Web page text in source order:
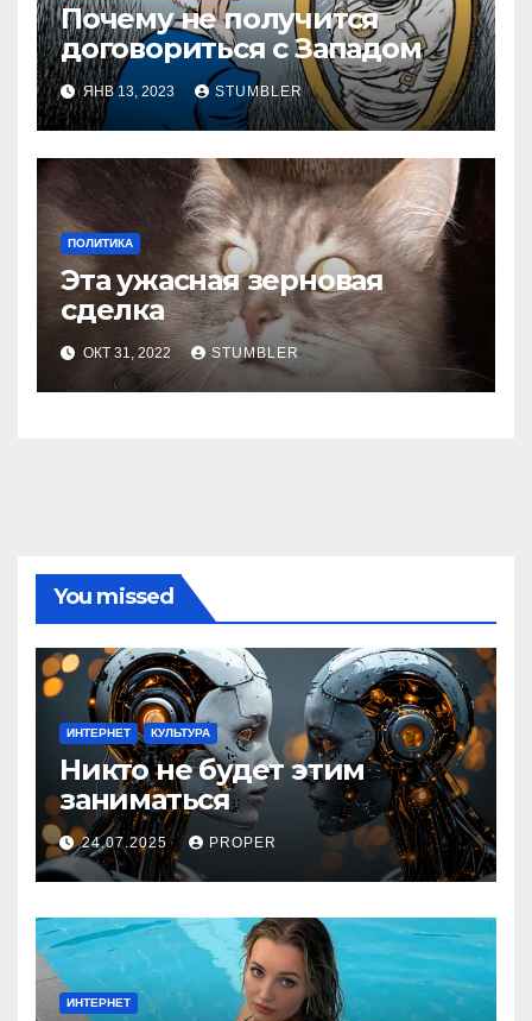
Почему не получится
договориться с Западом
ЯНВ 13, 2023 STUMBLER
ПОЛИТИКА
Эта ужасная зерновая
сделка
ОКТ 31, 2022 STUMBLER
You missed
ИНТЕРНЕТ КУЛЬТУРА
Никто не будет этим
заниматься
24.07.2025 PROPER
ИНТЕРНЕТ